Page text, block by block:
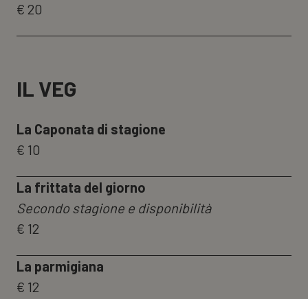
€ 20
IL VEG
La Caponata di stagione
€ 10
La frittata del giorno
Secondo stagione e disponibilità
€ 12
La parmigiana
€ 12